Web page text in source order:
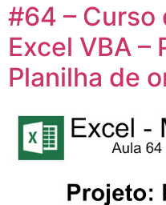
#64 – Curso
Excel VBA –
Planilha de